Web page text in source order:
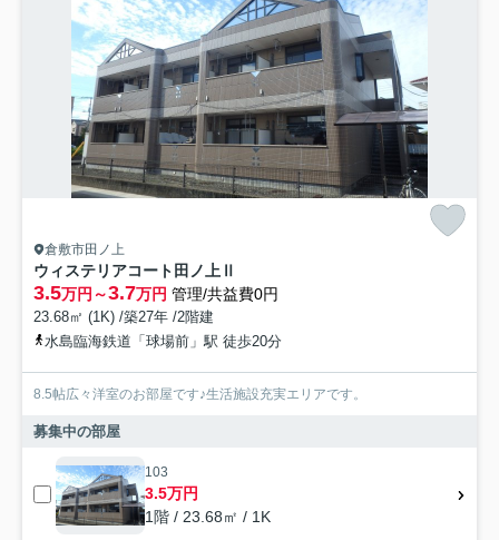
倉敷市田ノ上
ウィステリアコート田ノ上Ⅱ
3.5万円～3.7万円 管理/共益費0円
23.68㎡ (1K) /築27年 /2階建
水島臨海鉄道「球場前」駅 徒歩20分
8.5帖広々洋室のお部屋です♪生活施設充実エリアです。
募集中の部屋
103
3.5万円
1階 / 23.68㎡ / 1K